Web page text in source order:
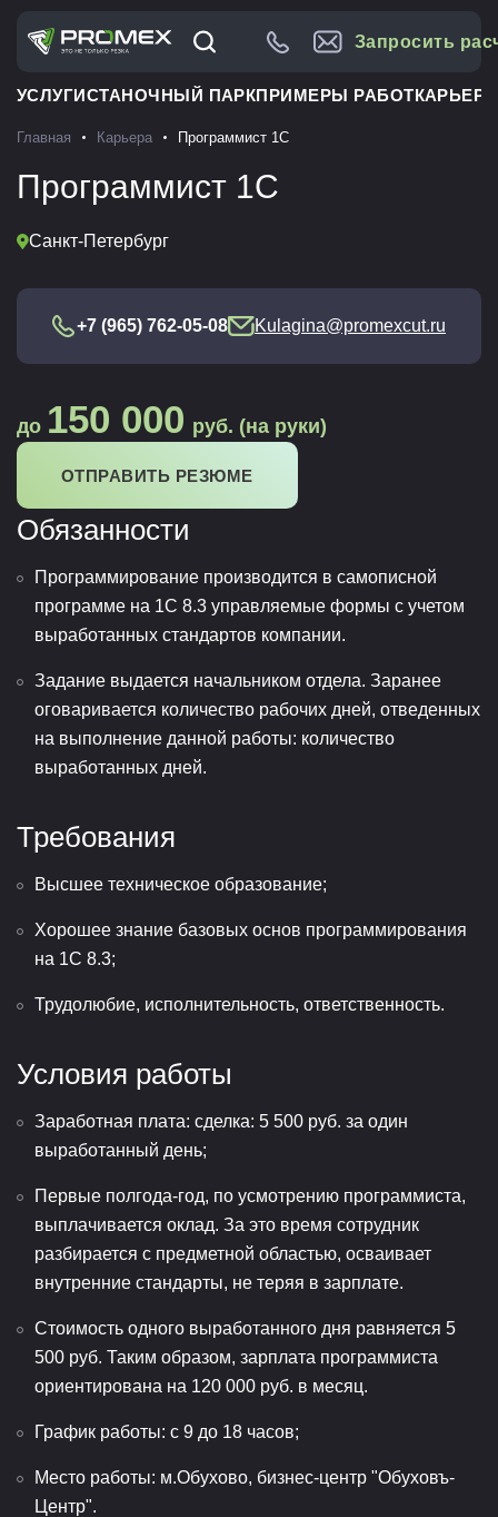
Запросить
УСЛУГИСТАНОЧНЫЙ ПАРКПРИМЕРЫ РАБОТКАРЬЕРА
Главная Карьера Программист 1С
Программист 1С
Санкт-Петербург
+7 (965) 762-05-08 Kulagina@promexcut.ru
до 150 000 руб. (на руки)
ОТПРАВИТЬ РЕЗЮМЕ
Обязанности
Программирование производится в самописной
программе на 1С 8.3 управляемые формы с учетом
выработанных стандартов компании.
Задание выдается начальником отдела. Заранее
оговаривается количество рабочих дней, отведенных
на выполнение данной работы: количество
выработанных дней.
Требования
Высшее техническое образование;
Хорошее знание базовых основ программирования
на 1С 8.3;
Трудолюбие, исполнительность, ответственность.
Условия работы
Заработная плата: сделка: 5 500 руб. за один
выработанный день;
Первые полгода-год, по усмотрению программиста,
выплачивается оклад. За это время сотрудник
разбирается с предметной областью, осваивает
внутренние стандарты, не теряя в зарплате.
Стоимость одного выработанного дня равняется 5
500 руб. Таким образом, зарплата программиста
ориентирована на 120 000 руб. в месяц.
График работы: с 9 до 18 часов;
Место работы: м.Обухово, бизнес-центр "Обуховъ-
Центр".